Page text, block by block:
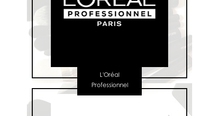
L'Oréal
Professionnel